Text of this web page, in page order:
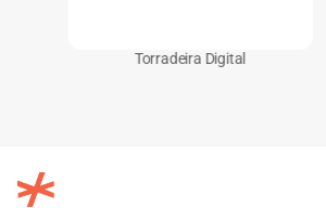
Torradeira Digital